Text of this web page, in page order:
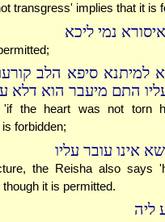
transgress' implies that it is
נמי ליכא
למיתנא סיפא הלב
עליו התם מיעבר הוא דלא
'if the heart was not torn
forbidden;
אינו עובר עליו
the Reisha also says
it is permitted.
ליה